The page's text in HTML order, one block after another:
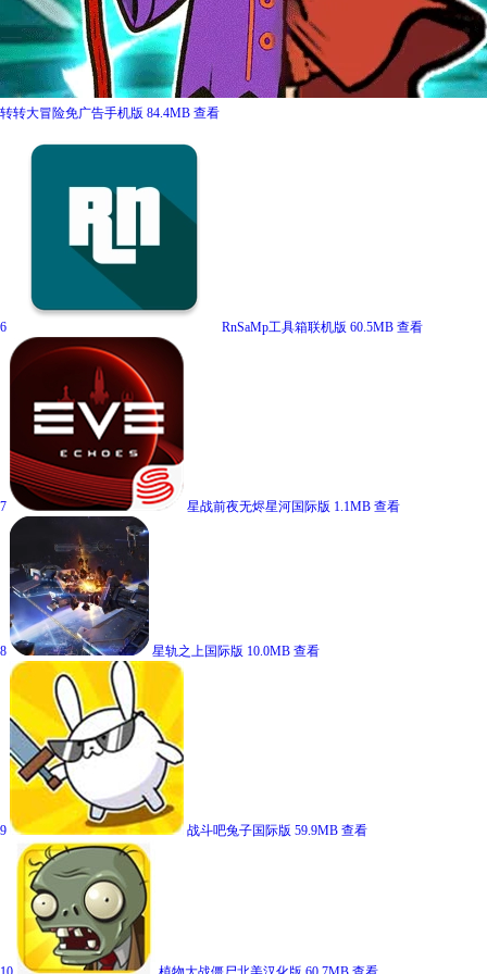
转转大冒险免广告手机版 84.4MB 查看
6 RnSaMp工具箱联机版 60.5MB 查看
7 星战前夜无烬星河国际版 1.1MB 查看
8 星轨之上国际版 10.0MB 查看
9 战斗吧兔子国际版 59.9MB 查看